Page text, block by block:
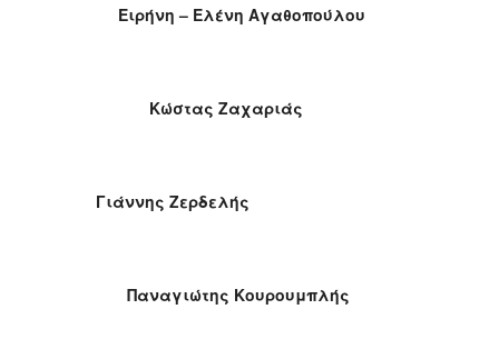
Ειρήνη – Ελένη Αγαθοπούλου
Κώστας Ζαχαριάς
Γιάννης Ζερδελής
Παναγιώτης Κουρουμπλής